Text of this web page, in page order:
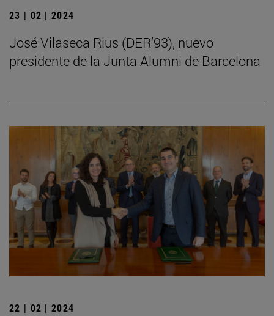
23 | 02 | 2024
José Vilaseca Rius (DER’93), nuevo
presidente de la Junta Alumni de Barcelona
22 | 02 | 2024